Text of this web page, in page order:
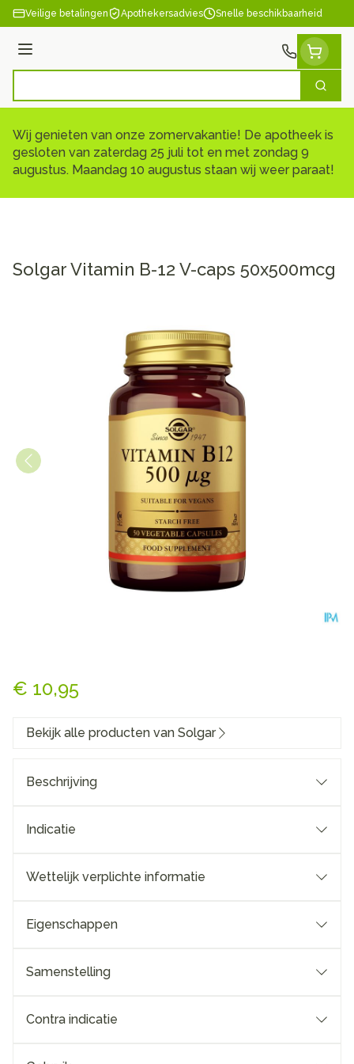
Ga naar de inhoud
Veilige betalingen Apothekersadvies Snelle beschikbaarheid
Menu
Zoek
Wij genieten van onze zomervakantie! De apotheek is
gesloten van zaterdag 25 juli tot en met zondag 9
augustus. Maandag 10 augustus staan wij weer paraat!
Solgar Vitamin B-12 V-caps 50x500mcg
€ 10,95
Bekijk alle producten van Solgar
Beschrijving
Indicatie
Wettelijk verplichte informatie
Eigenschappen
Samenstelling
Contra indicatie